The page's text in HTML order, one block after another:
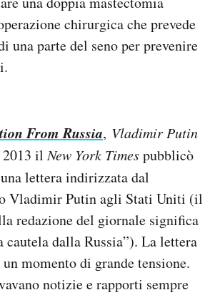
chirurgica che prevede
una parte del seno per prevenire
From Russia, Vladimir Putin
2013 ilNew York Timespubblicò
lettera indirizzata dal
Vladimir Putin agli Stati Uniti (il
redazione del giornale significa
cautela dalla Russia”). La lettera
momento di grande tensione.
notizie e rapporti sempre